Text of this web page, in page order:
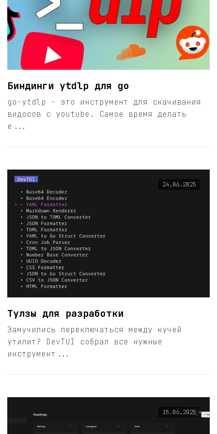
Биндинги ytdlp для go
go-ytdlp - это инструмент для скачивания
видосов с youtube. Самое время делать
е...
24.06.2025
Тулзы для разработки
Замучились переключаться между кучей
утилит? DevTUI собрал все нужные
инструмент...
15.06.2025